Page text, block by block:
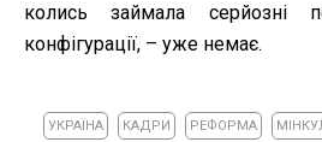
колись займала серйозні
конфігурації, – уже немає.
УКРАЇНА КАДРИ РЕФОРМА